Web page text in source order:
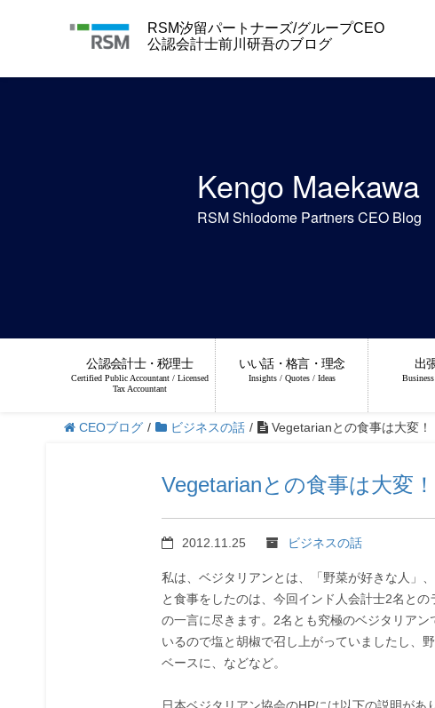
RSM汐留パートナーズ/グループCEO
公認会計士前川研吾のブログ
Kengo Maekawa
RSM Shiodome Partners CEO Blog
公認会計士・税理士
Certified Public Accountant / Licensed
Tax Accountant
いい話・格言・理念
Insights / Quotes / Ideas
出
CEOブログ / ビジネスの話 / Vegetarianとの食事は大変！
Vegetarianとの食事は大変！
2012.11.25 ビジネスの話
私は、ベジタリアンとは、「野菜が好きな人」
と食事をしたのは、今回インド人会計士2名と
の一言に尽きます。2名とも究極のベジタリア
いるので塩と胡椒で召し上がっていましたし、
ベースに、などなど。